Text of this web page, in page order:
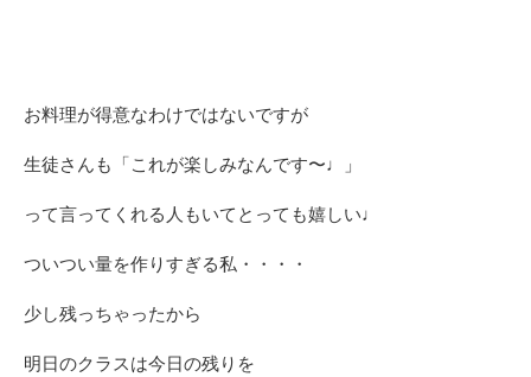
お料理が得意なわけではないですが
生徒さんも「これが楽しみなんです〜♩」
って言ってくれる人もいてとっても嬉しい♩
ついつい量を作りすぎる私・・・・
少し残っちゃったから
明日のクラスは今日の残りを